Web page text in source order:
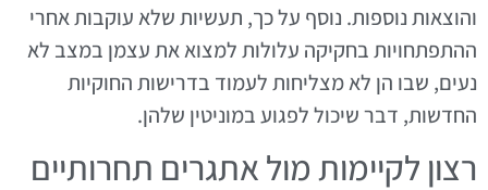
והוצאות נוספות. נוסף על כך, תעשיות שלא עוקבות אחרי
ההתפתחויות בחקיקה עלולות למצוא את עצמן במצב לא
נעים, שבו הן לא מצליחות לעמוד בדרישות החוקיות
החדשות, דבר שיכול לפגוע במוניטין שלהן.
רצון לקיימות מול אתגרים תחרותיים